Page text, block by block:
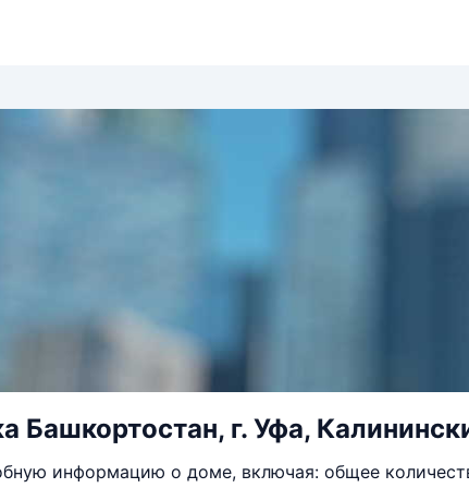
Башкортостан, г. Уфа,
информацию о доме, включая: общее